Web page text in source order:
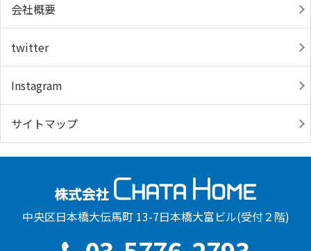
会社概要
twitter
Instagram
サイトマップ
中央区日本橋大伝馬町 13-7日本橋大富ビル(受付２階)